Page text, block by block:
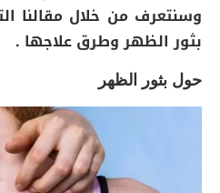
وسنتعرف من خلال مقالنا
بثور الظهر وطرق علاجها .
حول بثور الظهر